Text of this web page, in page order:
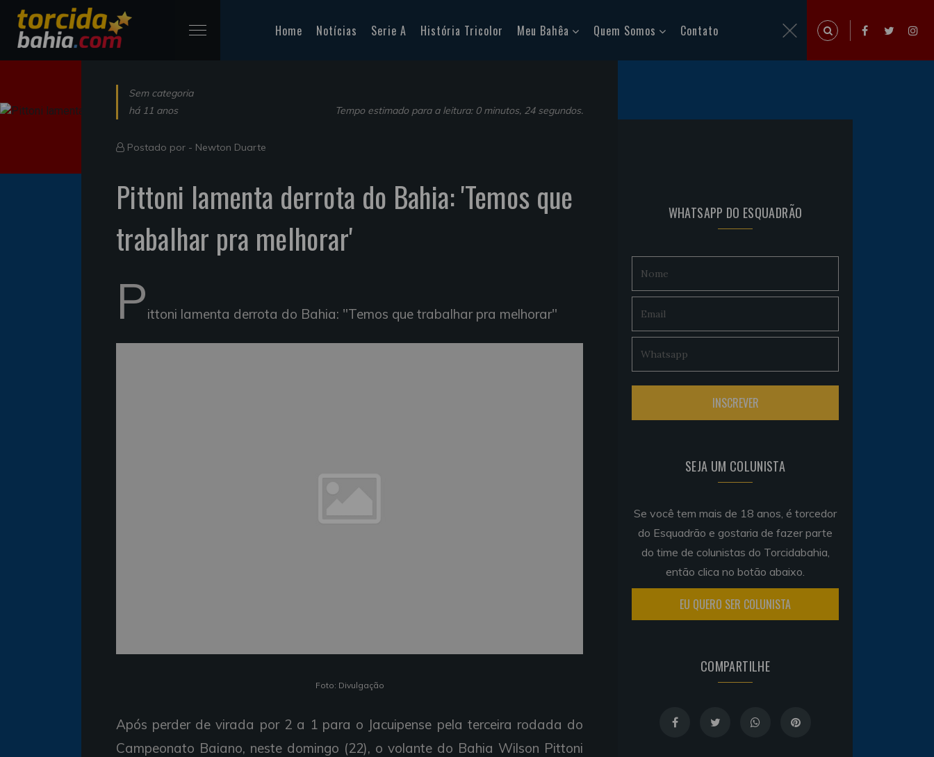
Home Notícias Serie A História Tricolor Meu Bahêa Quem Somos Contato
Sem categoria
há 11 anos
Tempo estimado para a leitura: 0 minutos, 24 segundos.
Postado por - Newton Duarte
Pittoni lamenta derrota do Bahia: 'Temos que
trabalhar pra melhorar'
Pittoni lamenta derrota do Bahia: "Temos que trabalhar pra melhorar"
Foto: Divulgação
Após perder de virada por 2 a 1 para o Jacuipense pela terceira rodada do
Campeonato Baiano, neste domingo (22), o volante do Bahia Wilson Pittoni
WHATSAPP DO ESQUADRÃO
SEJA UM COLUNISTA
Se você tem mais de 18 anos, é torcedor
do Esquadrão e gostaria de fazer parte
do time de colunistas do Torcidabahia,
então clica no botão abaixo.
EU QUERO SER COLUNISTA
COMPARTILHE